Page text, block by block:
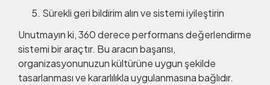
Sürekli geri bildirim alın ve sistemi iyileştirin
Unutmayın ki, 360 derece performans değerlendirme
sistemi bir araçtır. Bu aracın başarısı,
organizasyonunuzun kültürüne uygun şekilde
tasarlanması ve kararlılıkla uygulanmasına bağlıdır.